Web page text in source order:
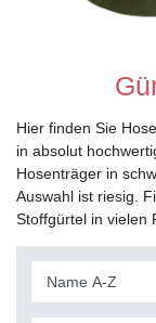
Hier finden Sie
in absolut
Hosenträger in
Auswahl ist riesig.
Stoffgürtel in vielen